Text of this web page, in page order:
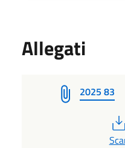
Allegati
2025 83
PDF